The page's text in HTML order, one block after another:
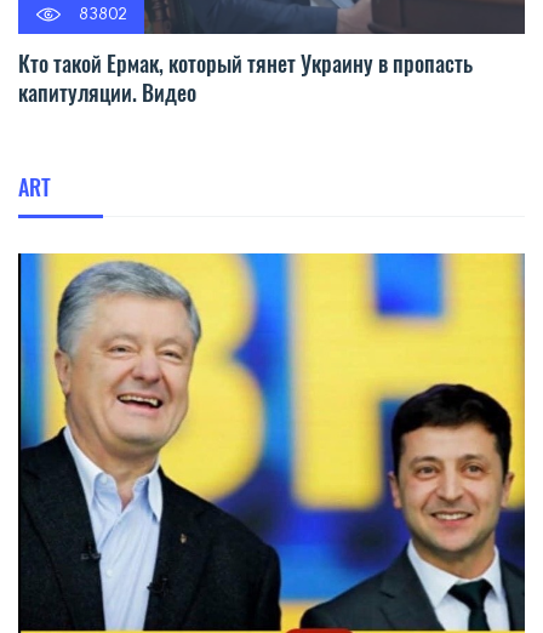
83802
Кто такой Ермак, который тянет Украину в пропасть
капитуляции. Видео
ART